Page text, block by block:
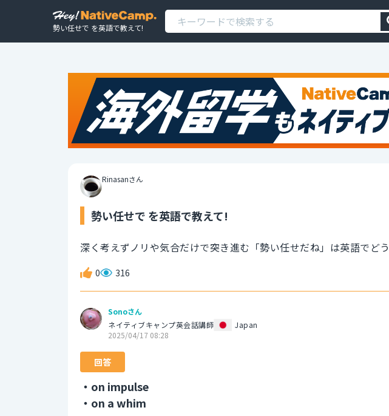
勢い任せで を英語で教えて!
Rinasanさん
勢い任せで を英語で教えて!
深く考えずノリや気合だけで突き進む「勢い任せだね」は英語でど
0 316
Sonoさん
ネイティブキャンプ英会話講師
Japan
2025/04/17 08:28
回答
・on impulse
・on a whim